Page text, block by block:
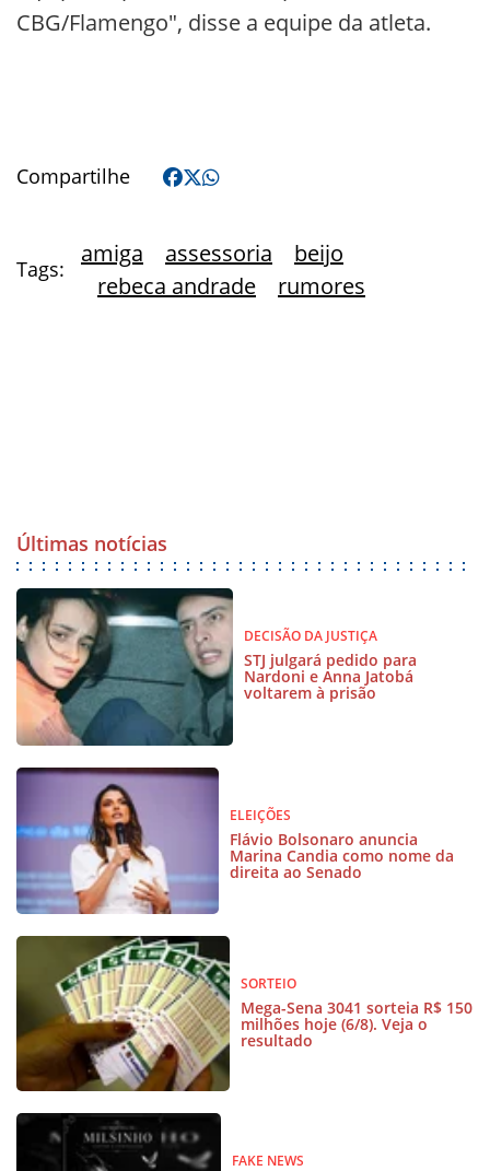
CBG/Flamengo", disse a equipe da atleta.
Compartilhe
Tags:
amiga assessoria
beijo
rebeca andrade
rumores
Últimas notícias
DECISÃO DA JUSTIÇA
STJ julgará pedido para
Nardoni e Anna Jatobá
voltarem à prisão
ELEIÇÕES
Flávio Bolsonaro anuncia
Marina Candia como nome da
direita ao Senado
SORTEIO
Mega-Sena 3041 sorteia R$ 150
milhões hoje (6/8). Veja o
resultado
FAKE NEWS